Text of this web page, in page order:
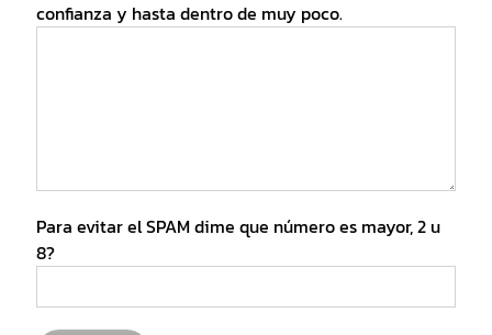
confianza y hasta dentro de muy poco.
Para evitar el SPAM dime que número es mayor, 2 u
8?